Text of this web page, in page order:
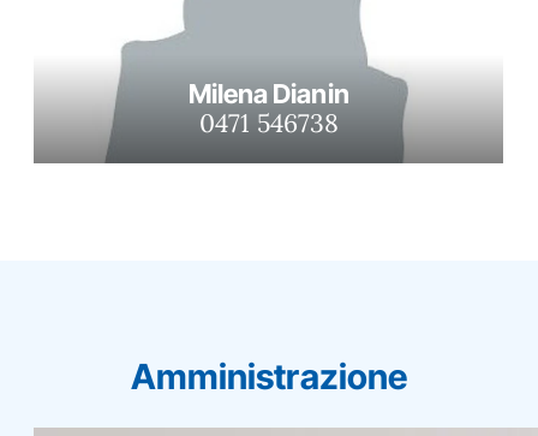
Milena Dianin
0471 546738
Amministrazione